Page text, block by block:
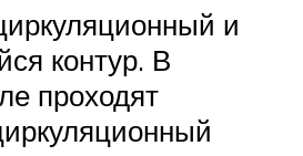
и
контур. В
проходят